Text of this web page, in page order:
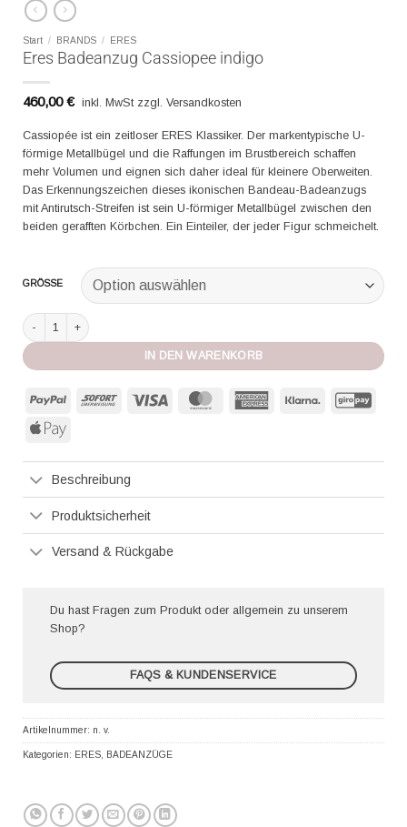
Start / BRANDS / ERES
Eres Badeanzug Cassiopee indigo
460,00€ inkl. MwSt zzgl. Versandkosten
Cassiopée ist ein zeitloser ERES Klassiker. Der markentypische U-
förmige Metallbügel und die Raffungen im Brustbereich schaffen
mehr Volumen und eignen sich daher ideal für kleinere Oberweiten.
Das Erkennungszeichen dieses ikonischen Bandeau-Badeanzugs
mit Antirutsch-Streifen ist sein U-förmiger Metallbügel zwischen den
beiden gerafften Körbchen. Ein Einteiler, der jeder Figur schmeichelt.
GRÖSSE
Eres Badeanzug Cassiopee indigo Menge
IN DEN WARENKORB
PayPal Sofort MasterCard American
Klarna
Apple
Beschreibung
Produktsicherheit
Versand & Rückgabe
Du hast Fragen zum Produkt oder allgemein zu unserem
Shop?
FAQS & KUNDENSERVICE
Artikelnummer: n. v.
Kategorien: ERES BADEANZÜGE